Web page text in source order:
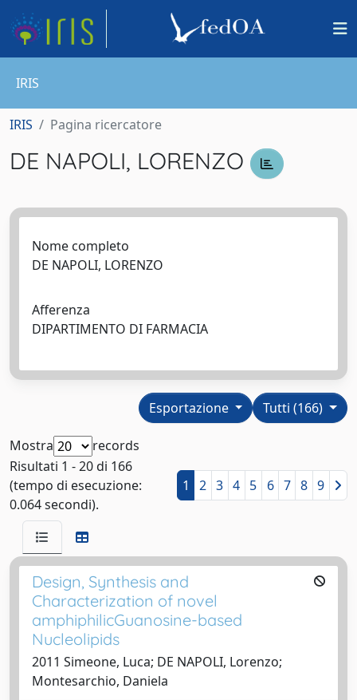
IRIS
IRIS Pagina ricercatore
DE NAPOLI, LORENZO
Nome completo
DE NAPOLI, LORENZO
Afferenza
DIPARTIMENTO DI FARMACIA
Tutti (166)
Esportazione
Mostra
records
Risultati 1 - 20 di 166
(tempo di esecuzione:
0.064 secondi).
1 2 3 4 5 6 7 8 9
Design, Synthesis and
Characterization of novel
amphiphilicGuanosine-based
Nucleolipids
2011 Simeone, Luca; DE NAPOLI, Lorenzo;
Montesarchio, Daniela